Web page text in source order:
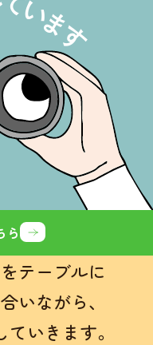
ら
テーブルに
いながら、
いきます。